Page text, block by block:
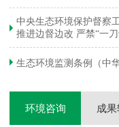
中央生态环境保护督察
推进边督边改 严禁“一
生态环境监测条例（中
环境咨询 成